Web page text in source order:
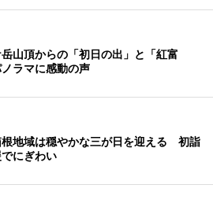
山頂からの「初日の出」と「紅富
ラマに感動の声
根地域は穏やかな三が日を迎える 初詣
にぎわい